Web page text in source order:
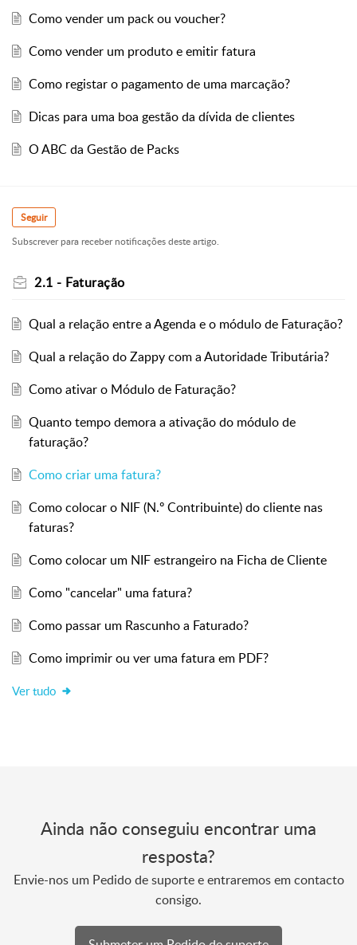
Como vender um pack ou voucher?
Como vender um produto e emitir fatura
Como registar o pagamento de uma marcação?
Dicas para uma boa gestão da dívida de clientes
O ABC da Gestão de Packs
Seguir
Subscrever para receber notificações deste artigo.
2.1 - Faturação
Qual a relação entre a Agenda e o módulo de Faturação?
Qual a relação do Zappy com a Autoridade Tributária?
Como ativar o Módulo de Faturação?
Quanto tempo demora a ativação do módulo de
faturação?
Como criar uma fatura?
Como colocar o NIF (N.º Contribuinte) do cliente nas
faturas?
Como colocar um NIF estrangeiro na Ficha de Cliente
Como "cancelar" uma fatura?
Como passar um Rascunho a Faturado?
Como imprimir ou ver uma fatura em PDF?
Ver tudo
Ainda não conseguiu encontrar uma
resposta?
Envie-nos um Pedido de suporte e entraremos em contacto
consigo.